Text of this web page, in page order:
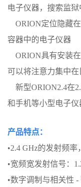
电子仪器，搜索监
ORION定位隐藏
容器中的电子仪器
ORION具有安装
可以将注意力集中在
新型ORION2.4在
和手机等小型电子仪
产品特点：
•2.4 GHz的发射频
•宽频宽发射信号：
•数字调制与相关性